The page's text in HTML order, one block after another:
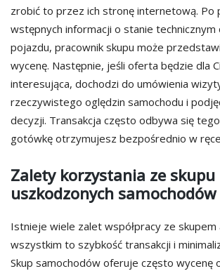
zrobić to przez ich stronę internetową. Po
wstępnych informacji o stanie technicznym
pojazdu, pracownik skupu może
wycenę. Następnie, jeśli oferta będzie dla
interesująca, dochodzi do umówienia
rzeczywistego oględzin samochodu i
decyzji. Transakcja często odbywa się
gotówkę otrzymujesz bezpośrednio w
Zalety korzystania ze skupu
uszkodzonych samochodów
Istnieje wiele zalet współpracy ze skupem
wszystkim to szybkość transakcji i
Skup samochodów oferuje często wycenę